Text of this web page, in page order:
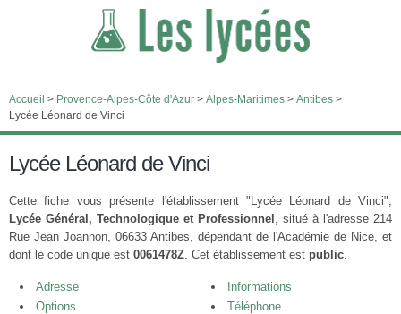
Accueil > Provence-Alpes-Côte d'Azur > Alpes-Maritimes > Antibes >
Lycée Léonard de Vinci
Lycée Léonard de Vinci
Cette fiche vous présente l'établissement "Lycée Léonard de Vinci",
Lycée Général, Technologique et Professionnel , situé à l'adresse 214
Rue Jean Joannon, 06633 Antibes, dépendant de l'Académie de Nice, et
dont le code unique est 0061478Z. Cet établissement est public.
Adresse
Informations
Options
Téléphone